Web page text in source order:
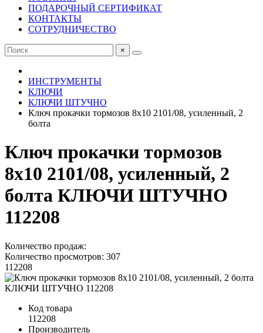
ПОДАРОЧНЫЙ СЕРТИФИКАТ
КОНТАКТЫ
СОТРУДНИЧЕСТВО
×
ИНСТРУМЕНТЫ
КЛЮЧИ
КЛЮЧИ ШТУЧНО
Ключ прокачки тормозов 8x10 2101/08, усиленный, 2
болта
Ключ прокачки тормозов
8x10 2101/08, усиленный, 2
болта КЛЮЧИ ШТУЧНО
112208
Количество продаж:
Количество просмотров: 307
112208
Код товара
112208
Производитель